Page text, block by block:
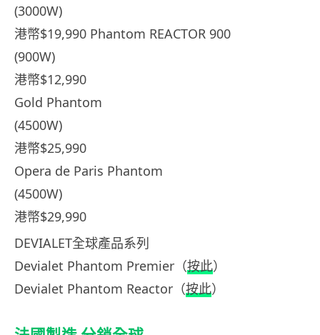
(3000W)
港幣$19,990 Phantom REACTOR 900
(900W)
港幣$12,990
Gold Phantom
(4500W)
港幣$25,990
Opera de Paris Phantom
(4500W)
港幣$29,990
DEVIALET全球產品系列
Devialet Phantom Premier（按此）
Devialet Phantom Reactor（按此）